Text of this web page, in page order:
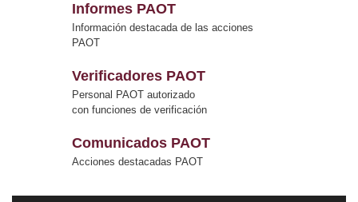
Informes PAOT
Información destacada de las acciones
PAOT
Verificadores PAOT
Personal PAOT autorizado
con funciones de verificación
Comunicados PAOT
Acciones destacadas PAOT